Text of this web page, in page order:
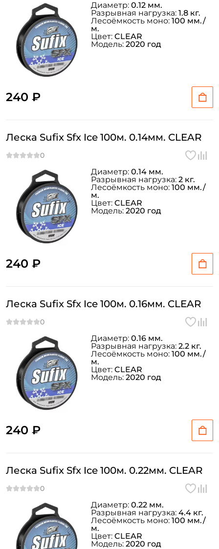
240 ₽
Диаметр: 0.12 мм.
Разрывная нагрузка: 1.8 кг.
Лесоёмкость моно: 100 мм./
м.
Цвет: CLEAR
Модель: 2020 год
Леска Sufix Sfx Ice 100м. 0.14мм. CLEAR
240 ₽
Диаметр: 0.14 мм.
Разрывная нагрузка: 2 кг.
Лесоёмкость моно: 100 мм./
м.
Цвет: CLEAR
Модель: 2020 год
Леска Sufix Sfx Ice 100м. 0.16мм. CLEAR
240 ₽
Диаметр: 0.16 мм.
Разрывная нагрузка: 2.2 кг.
Лесоёмкость моно: 100 мм./
м.
Цвет: CLEAR
Модель: 2020 год
Леска Sufix Sfx Ice 100м. 0.22мм. CLEAR
Диаметр: 0.22 мм.
Разрывная нагрузка: 4.4 кг.
Лесоёмкость моно: 100 мм./
м.
Цвет: CLEAR
Модель: 2020 год